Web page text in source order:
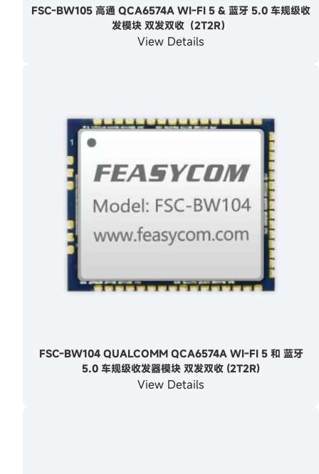
FSC-BW105 高通 QCA6574A WI-FI 5 & 蓝牙 5.0 车规级收
发模块 双发双收（2T2R）
View Details
FSC-BW104 QUALCOMM QCA6574A WI-FI 5 和 蓝牙
5.0 车规级收发器模块 双发双收 (2T2R)
View Details